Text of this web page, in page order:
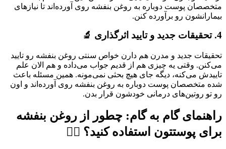
متخصصان پوست دوباره به روغن بنفشه روی آورده‌اند تا نیازهای
بیمارانشون رو برآورده کنن.
4. تحقیقات جدید و تایید اثرگذاری 🔬
تحقیقات جدید و مدرن هم دارن خواص سنتی روغن بنفشه رو تایید
می‌کنن. وقتی یه چیزی هم از قدیم جواب می‌داده و هم الان علم
تاییدش می‌کنه، دیگه جای هیچ بحثی نمی‌مونه. همین مسئله باعث
شده متخصصان پوست دوباره به روغن بنفشه روی آورده‌اند و اون
رو تو روتین‌های درمانی خودشون قرار بدن.
راهنمای گام به گام: چطور از روغن بنفشه
برای پوستتون استفاده کنید؟ 💆‍♀️